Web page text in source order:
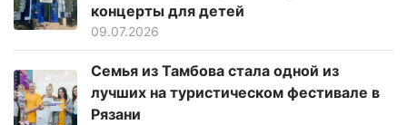
концерты для детей
09.07.2026
Семья из Тамбова стала одной из
лучших на туристическом фестивале в
Рязани